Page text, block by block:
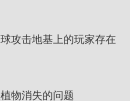
攻击地基上的玩家存在
物消失的问题